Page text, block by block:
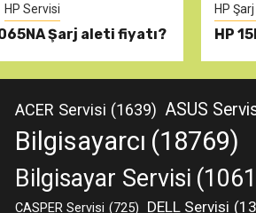
HP Servisi
Şarj aleti fiyatı?
HP
HP
ACER Servisi (1639) ASUS
Bilgisayarcı (18769)
Bilgisayar Servisi
CASPER Servisi (725) DELL Servisi